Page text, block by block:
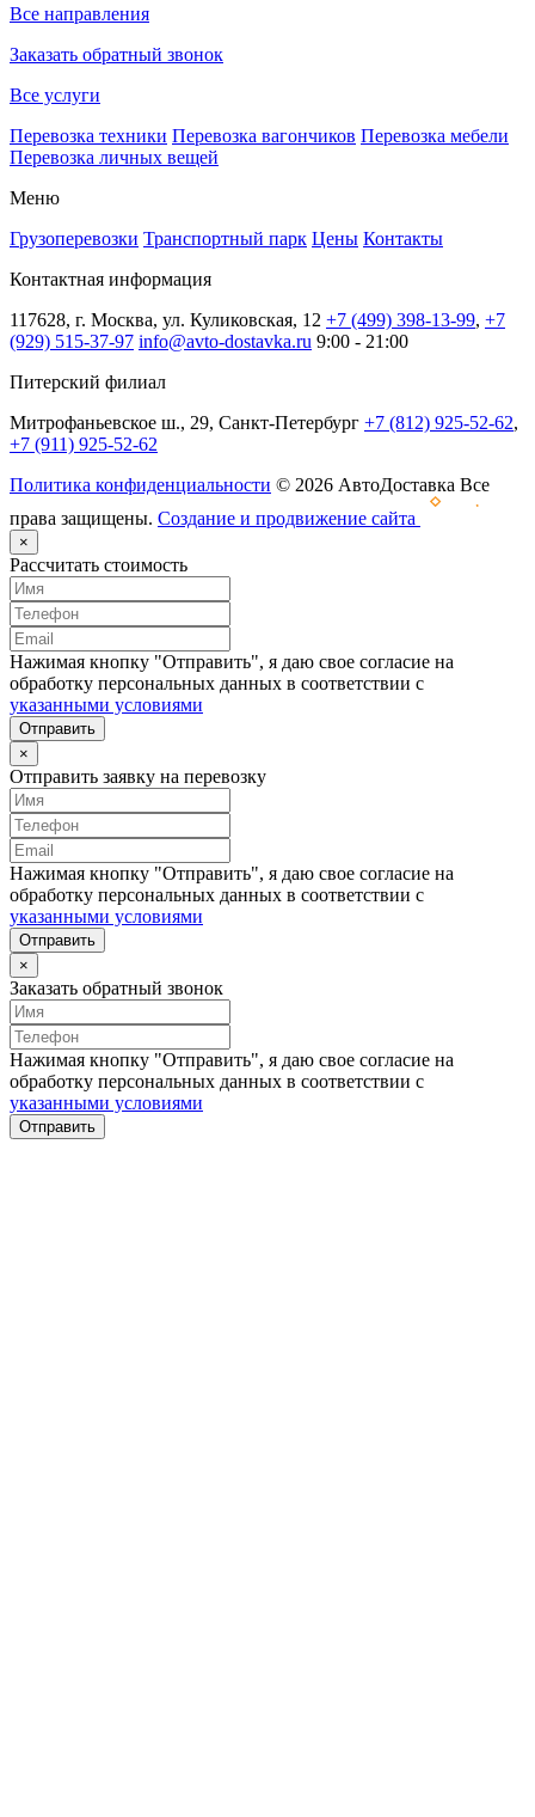
Все направления
Заказать обратный звонок
Все услуги
Перевозка техники Перевозка вагончиков Перевозка мебели
Перевозка личных вещей
Меню
Грузоперевозки Транспортный парк Цены Контакты
Контактная информация
117628, г. Москва, ул. Куликовская, 12 +7 (499) 398-13-99, +7
(929) 515-37-97 info@avto-dostavka.ru 9:00 - 21:00
Питерский филиал
Митрофаньевское ш., 29, Санкт-Петербург +7 (812) 925-52-62,
+7 (911) 925-52-62
Политика конфиденциальности © 2026 АвтоДоставка Все
права защищены. Создание и продвижение сайта
×
Рассчитать стоимость
Нажимая кнопку "Отправить", я даю свое согласие на
обработку персональных данных в соответствии с
указанными условиями
Отправить
×
Отправить заявку на перевозку
Нажимая кнопку "Отправить", я даю свое согласие на
обработку персональных данных в соответствии с
указанными условиями
Отправить
×
Заказать обратный звонок
Нажимая кнопку "Отправить", я даю свое согласие на
обработку персональных данных в соответствии с
указанными условиями
Отправить